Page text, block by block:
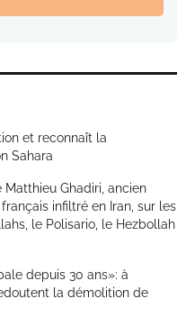
et reconnaît la
Sahara
Matthieu Ghadiri, ancien
infiltré en Iran, sur les
le Polisario, le Hezbollah
depuis 30 ans»: à
la démolition de